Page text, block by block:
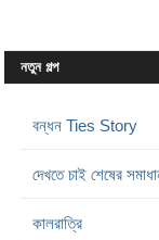
নতুন গল্প
বন্ধন Ties Story
দেখতে চাই শেষের
কালরাত্রি